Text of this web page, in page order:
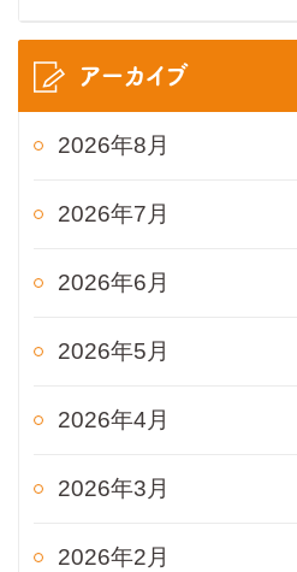
アーカイブ
2026年8月
2026年7月
2026年6月
2026年5月
2026年4月
2026年3月
2026年2月